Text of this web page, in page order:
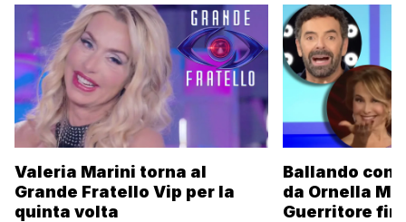
Valeria Marini torna al
Grande Fratello Vip per la
quinta volta
Ballando con
da Ornella
Guerritore